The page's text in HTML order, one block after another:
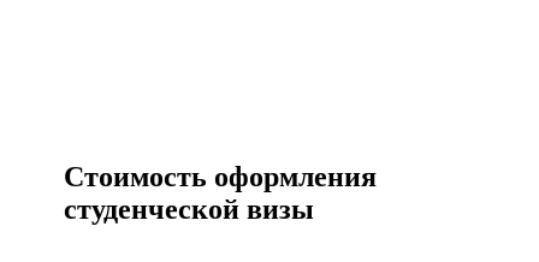
Стоимость оформления
студенческой визы